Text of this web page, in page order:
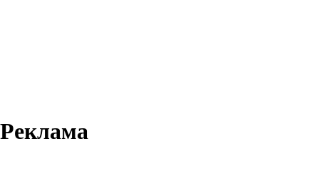
Реклама